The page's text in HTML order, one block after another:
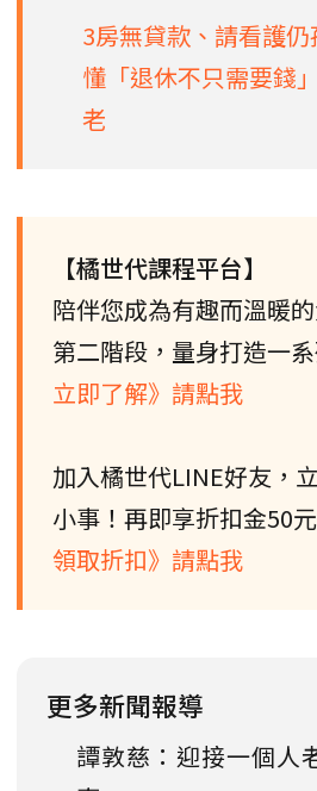
3房無貸款、請看護
懂「退休不只需要錢
老
【橘世代課程平台】
陪伴您成為有趣而溫暖
第二階段，量身打造一
立即了解》請點我
加入橘世代LINE好友，
小事！再即享折扣金50元
領取折扣》請點我
更多新聞報導
譚敦慈：迎接一個人